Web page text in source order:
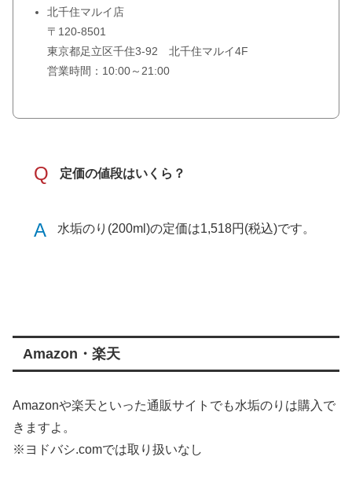
北千住マルイ店
〒120-8501
東京都足立区千住3-92 北千住マルイ4F
営業時間：10:00～21:00
Q 定価の値段はいくら？
A 水垢のり(200ml)の定価は1,518円(税込)です。
Amazon・楽天
Amazonや楽天といった通販サイトでも水垢のりは購入で
きますよ。
※ヨドバシ.comでは取り扱いなし